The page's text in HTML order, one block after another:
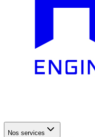
Nos services